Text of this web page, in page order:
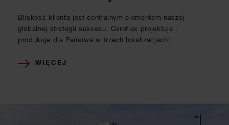
Bliskość klienta jest centralnym elementem naszej
globalnej strategii sukcesu. Coroflex projektuje i
produkuje dla Państwa w trzech lokalizacjach!
WIĘCEJ